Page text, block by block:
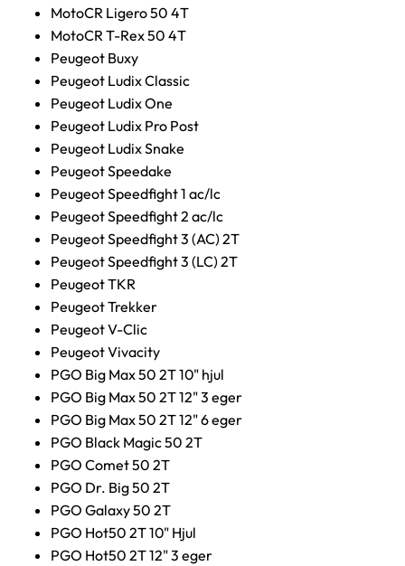
MotoCR Ligero 50 4T
MotoCR T-Rex 50 4T
Peugeot Buxy
Peugeot Ludix Classic
Peugeot Ludix One
Peugeot Ludix Pro Post
Peugeot Ludix Snake
Peugeot Speedake
Peugeot Speedfight 1 ac/lc
Peugeot Speedfight 2 ac/lc
Peugeot Speedfight 3 (AC) 2T
Peugeot Speedfight 3 (LC) 2T
Peugeot TKR
Peugeot Trekker
Peugeot V-Clic
Peugeot Vivacity
PGO Big Max 50 2T 10" hjul
PGO Big Max 50 2T 12" 3 eger
PGO Big Max 50 2T 12" 6 eger
PGO Black Magic 50 2T
PGO Comet 50 2T
PGO Dr. Big 50 2T
PGO Galaxy 50 2T
PGO Hot50 2T 10" Hjul
PGO Hot50 2T 12" 3 eger